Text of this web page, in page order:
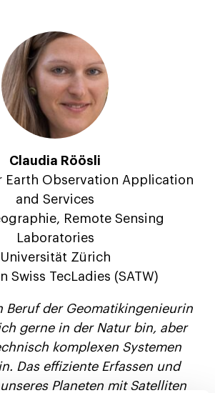
Claudia Röösli
Earth Observation Application
and Services
Remote Sensing
Laboratories
Universität Zürich
Swiss TecLadies (SATW)
Beruf der Geomatikingenieurin
gerne in der Natur bin, aber
komplexen Systemen
Das effiziente Erfassen und
Planeten mit Satelliten